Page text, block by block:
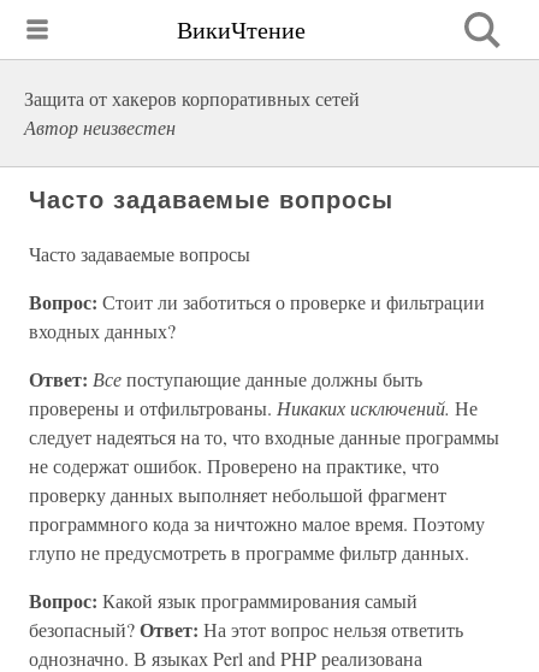
ВикиЧтение
Защита от хакеров корпоративных сетей
Автор неизвестен
Часто задаваемые вопросы
Часто задаваемые вопросы
Вопрос: Стоит ли заботиться о проверке и фильтрации
входных данных?
Ответ: Всепоступающие данные должны быть
проверены и отфильтрованы. Никаких исключений. Не
следует надеяться на то, что входные данные программы
не содержат ошибок. Проверено на практике, что
проверку данных выполняет небольшой фрагмент
программного кода за ничтожно малое время. Поэтому
глупо не предусмотреть в программе фильтр данных.
Вопрос: Какой язык программирования самый
безопасный?Ответ: На этот вопрос нельзя ответить
однозначно. В языках Perl and PHP реализована